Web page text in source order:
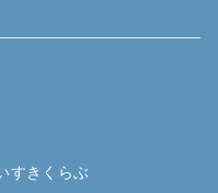
すきくらぶ